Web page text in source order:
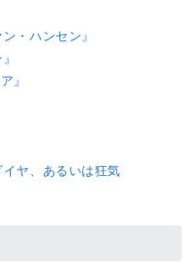
・ハンセン』
』
ヤ、あるいは狂気